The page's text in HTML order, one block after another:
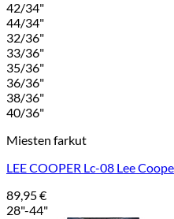
42/34"
44/34"
32/36"
33/36"
35/36"
36/36"
38/36"
40/36"
Miesten farkut
LEE COOPER Lc-08 Lee
89,95€
28"-44"